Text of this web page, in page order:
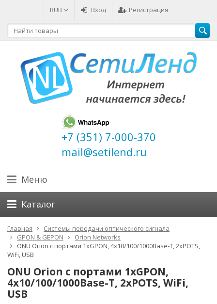
RUB Вход Регистрация
+7 (351) 7-000-370
mail@setilend.ru
Меню
Каталог
Главная
Системы передачи оптического сигнала
GPON & GEPON
Orion Networks
ONU Orion с портами 1xGPON, 4х10/100/1000Base-T, 2xPOTS,
WiFi, USB
ONU Orion с портами 1xGPON,
4х10/100/1000Base-T, 2xPOTS, WiFi,
USB